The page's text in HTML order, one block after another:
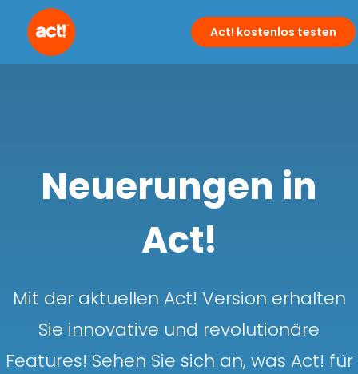
Act! kostenlos testen
Neuerungen in
Act!
Mit der aktuellen Act! Version erhalten
Sie innovative und revolutionäre
Features! Sehen Sie sich an, was Act! für